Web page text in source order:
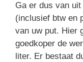
Ga er dus van
(inclusief btw en
van uw put. Hier
goedkoper de
liter. Er bestaat